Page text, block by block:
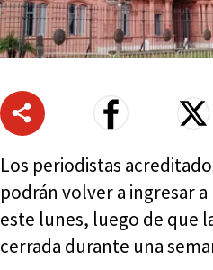
Los periodistas
podrán volver a ingresar a
este lunes, luego de que
cerrada durante una